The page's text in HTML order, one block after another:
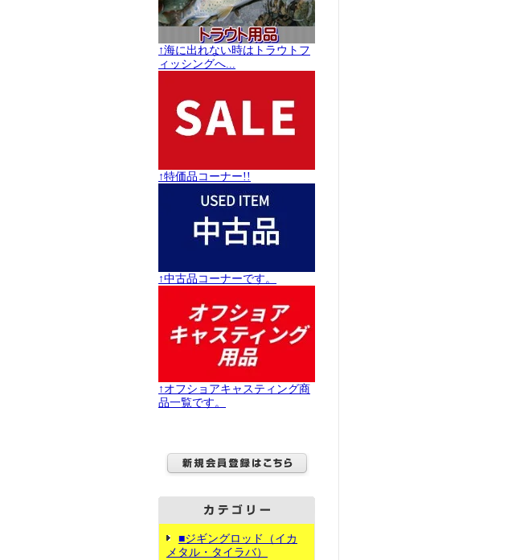
↑海に出れない時はトラウトフ
ィッシングへ...
↑特価品コーナー!!
↑中古品コーナーです。
↑オフショアキャスティング商
品一覧です。
■ジギングロッド（イカ
メタル・タイラバ）